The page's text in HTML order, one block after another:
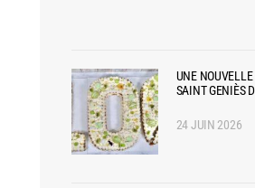
UNE
SAINT GENIÈS
24 JUIN 2026